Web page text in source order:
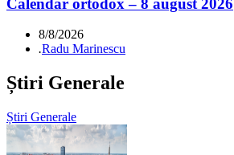
8/8/2026
.Radu Marinescu
Știri Generale
Știri Generale